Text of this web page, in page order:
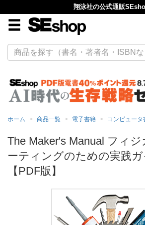
翔泳社の公式通販
ホーム 商品一覧 電子書籍 コンピュータ
The Maker's Manual フィジ
ーティングのための実践
【PDF版】